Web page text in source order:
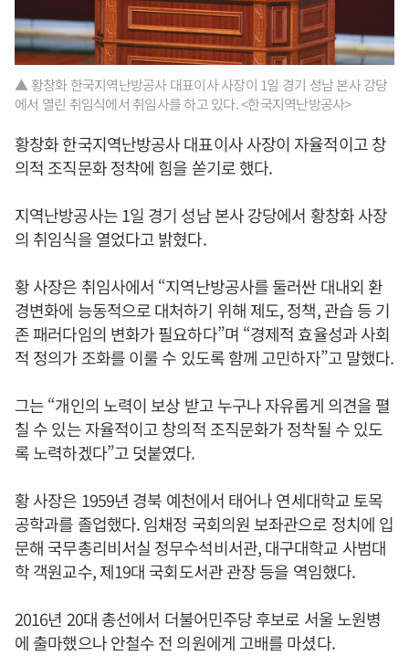
▲ 황창화 한국지역난방공사 대표이사 사장이 1일 경기 성남 본사 강당
에서 열린 취임식에서 취임사를 하고 있다. <한국지역난방공사>
황창화 한국지역난방공사 대표이사 사장이 자율적이고 창
의적 조직문화 정착에 힘을 쏟기로 했다.
지역난방공사는 1일 경기 성남 본사 강당에서 황창화 사장
의 취임식을 열었다고 밝혔다.
황 사장은 취임사에서 “지역난방공사를 둘러싼 대내외 환
경변화에 능동적으로 대처하기 위해 제도, 정책, 관습 등 기
존 패러다임의 변화가 필요하다”며 “경제적 효율성과 사회
적 정의가 조화를 이룰 수 있도록 함께 고민하자”고 말했다.
그는 “개인의 노력이 보상 받고 누구나 자유롭게 의견을 펼
칠 수 있는 자율적이고 창의적 조직문화가 정착될 수 있도
록 노력하겠다”고 덧붙였다.
황 사장은 1959년 경북 예천에서 태어나 연세대학교 토목
공학과를 졸업했다. 임채정 국회의원 보좌관으로 정치에 입
문해 국무총리비서실 정무수석비서관, 대구대학교 사범대
학 객원교수, 제19대 국회도서관 관장 등을 역임했다.
2016년 20대 총선에서 더불어민주당 후보로 서울 노원병
에 출마했으나 안철수 전 의원에게 고배를 마셨다.